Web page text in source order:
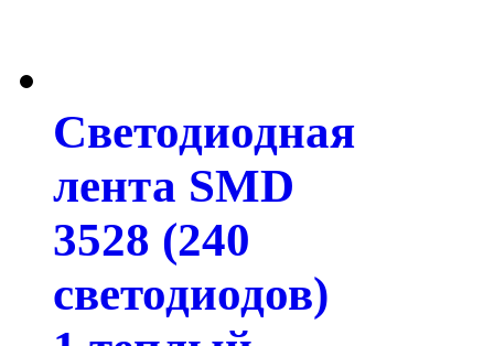
Светодиодная
лента SMD
3528 (240
светодиодов)